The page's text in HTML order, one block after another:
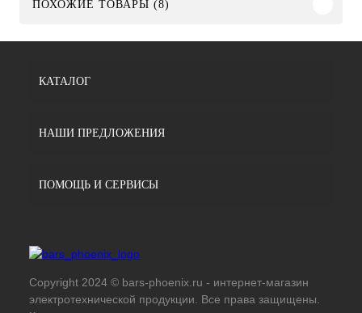
ПОХОЖИЕ ТОВАРЫ (8)
КАТАЛОГ
НАШИ ПРЕДЛОЖЕНИЯ
ПОМОЩЬ И СЕРВИСЫ
Copyright 2024 © bars-phoenix.ru - интернет-магазин
электротехнической продукции. Все права защищены.